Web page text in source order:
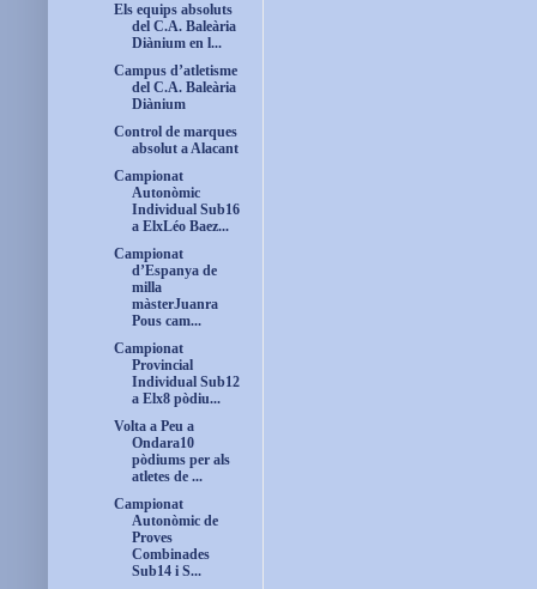
Els equips absoluts
del C.A. Baleària
Diànium en l...
Campus d’atletisme
del C.A. Baleària
Diànium
Control de marques
absolut a Alacant
Campionat
Autonòmic
Individual Sub16
a ElxLéo Baez...
Campionat
d’Espanya de
milla
màsterJuanra
Pous cam...
Campionat
Provincial
Individual Sub12
a Elx8 pòdiu...
Volta a Peu a
Ondara10
pòdiums per als
atletes de ...
Campionat
Autonòmic de
Proves
Combinades
Sub14 i S...